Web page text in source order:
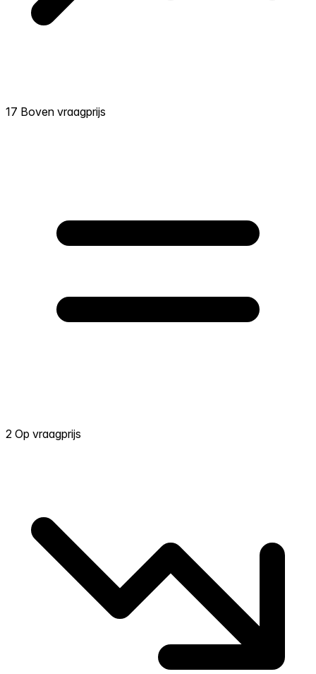
17 Boven vraagprijs
2 Op vraagprijs